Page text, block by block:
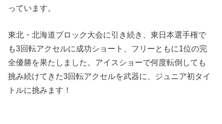
っています。
東北・北海道ブロック大会に引き続き、東日本選手権で
も3回転アクセルに成功ショート、フリーともに1位の完
全優勝を果たしました。アイスショーで何度転倒しても
挑み続けてきた3回転アクセルを武器に、ジュニア初タイ
トルに挑みます！